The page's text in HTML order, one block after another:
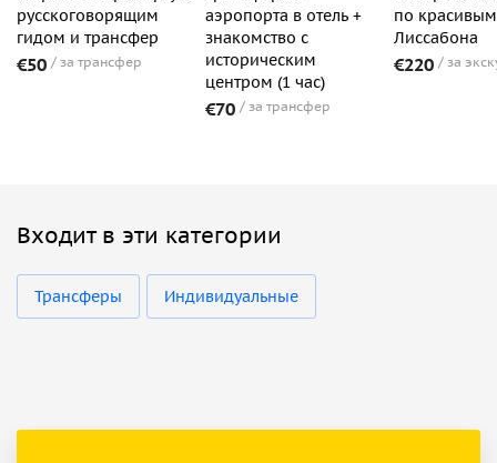
русскоговорящим
гидом и трансфер
€50 за трансфер
аэропорта в отель +
знакомство с
историческим
центром (1 час)
€70 за трансфер
по
Лиссабона
€220 за
Входит в эти категории
Трансферы Индивидуальные